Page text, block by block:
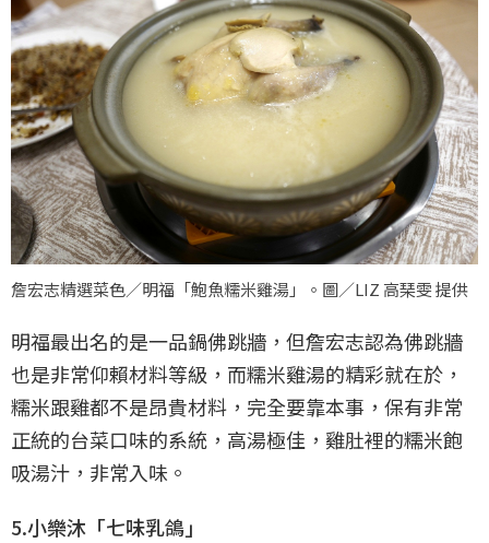
詹宏志精選菜色／明福「鮑魚糯米雞湯」。圖／LIZ 高琹雯 提供
明福最出名的是一品鍋佛跳牆，但詹宏志認為佛跳牆
也是非常仰賴材料等級，而糯米雞湯的精彩就在於，
糯米跟雞都不是昂貴材料，完全要靠本事，保有非常
正統的台菜口味的系統，高湯極佳，雞肚裡的糯米飽
吸湯汁，非常入味。
5.小樂沐「七味乳鴿」